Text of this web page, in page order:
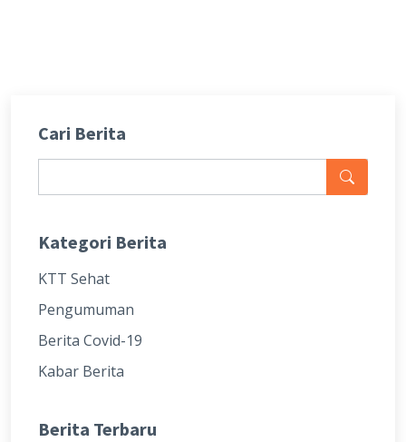
Cari Berita
Kategori Berita
KTT Sehat
Pengumuman
Berita Covid-19
Kabar Berita
Berita Terbaru